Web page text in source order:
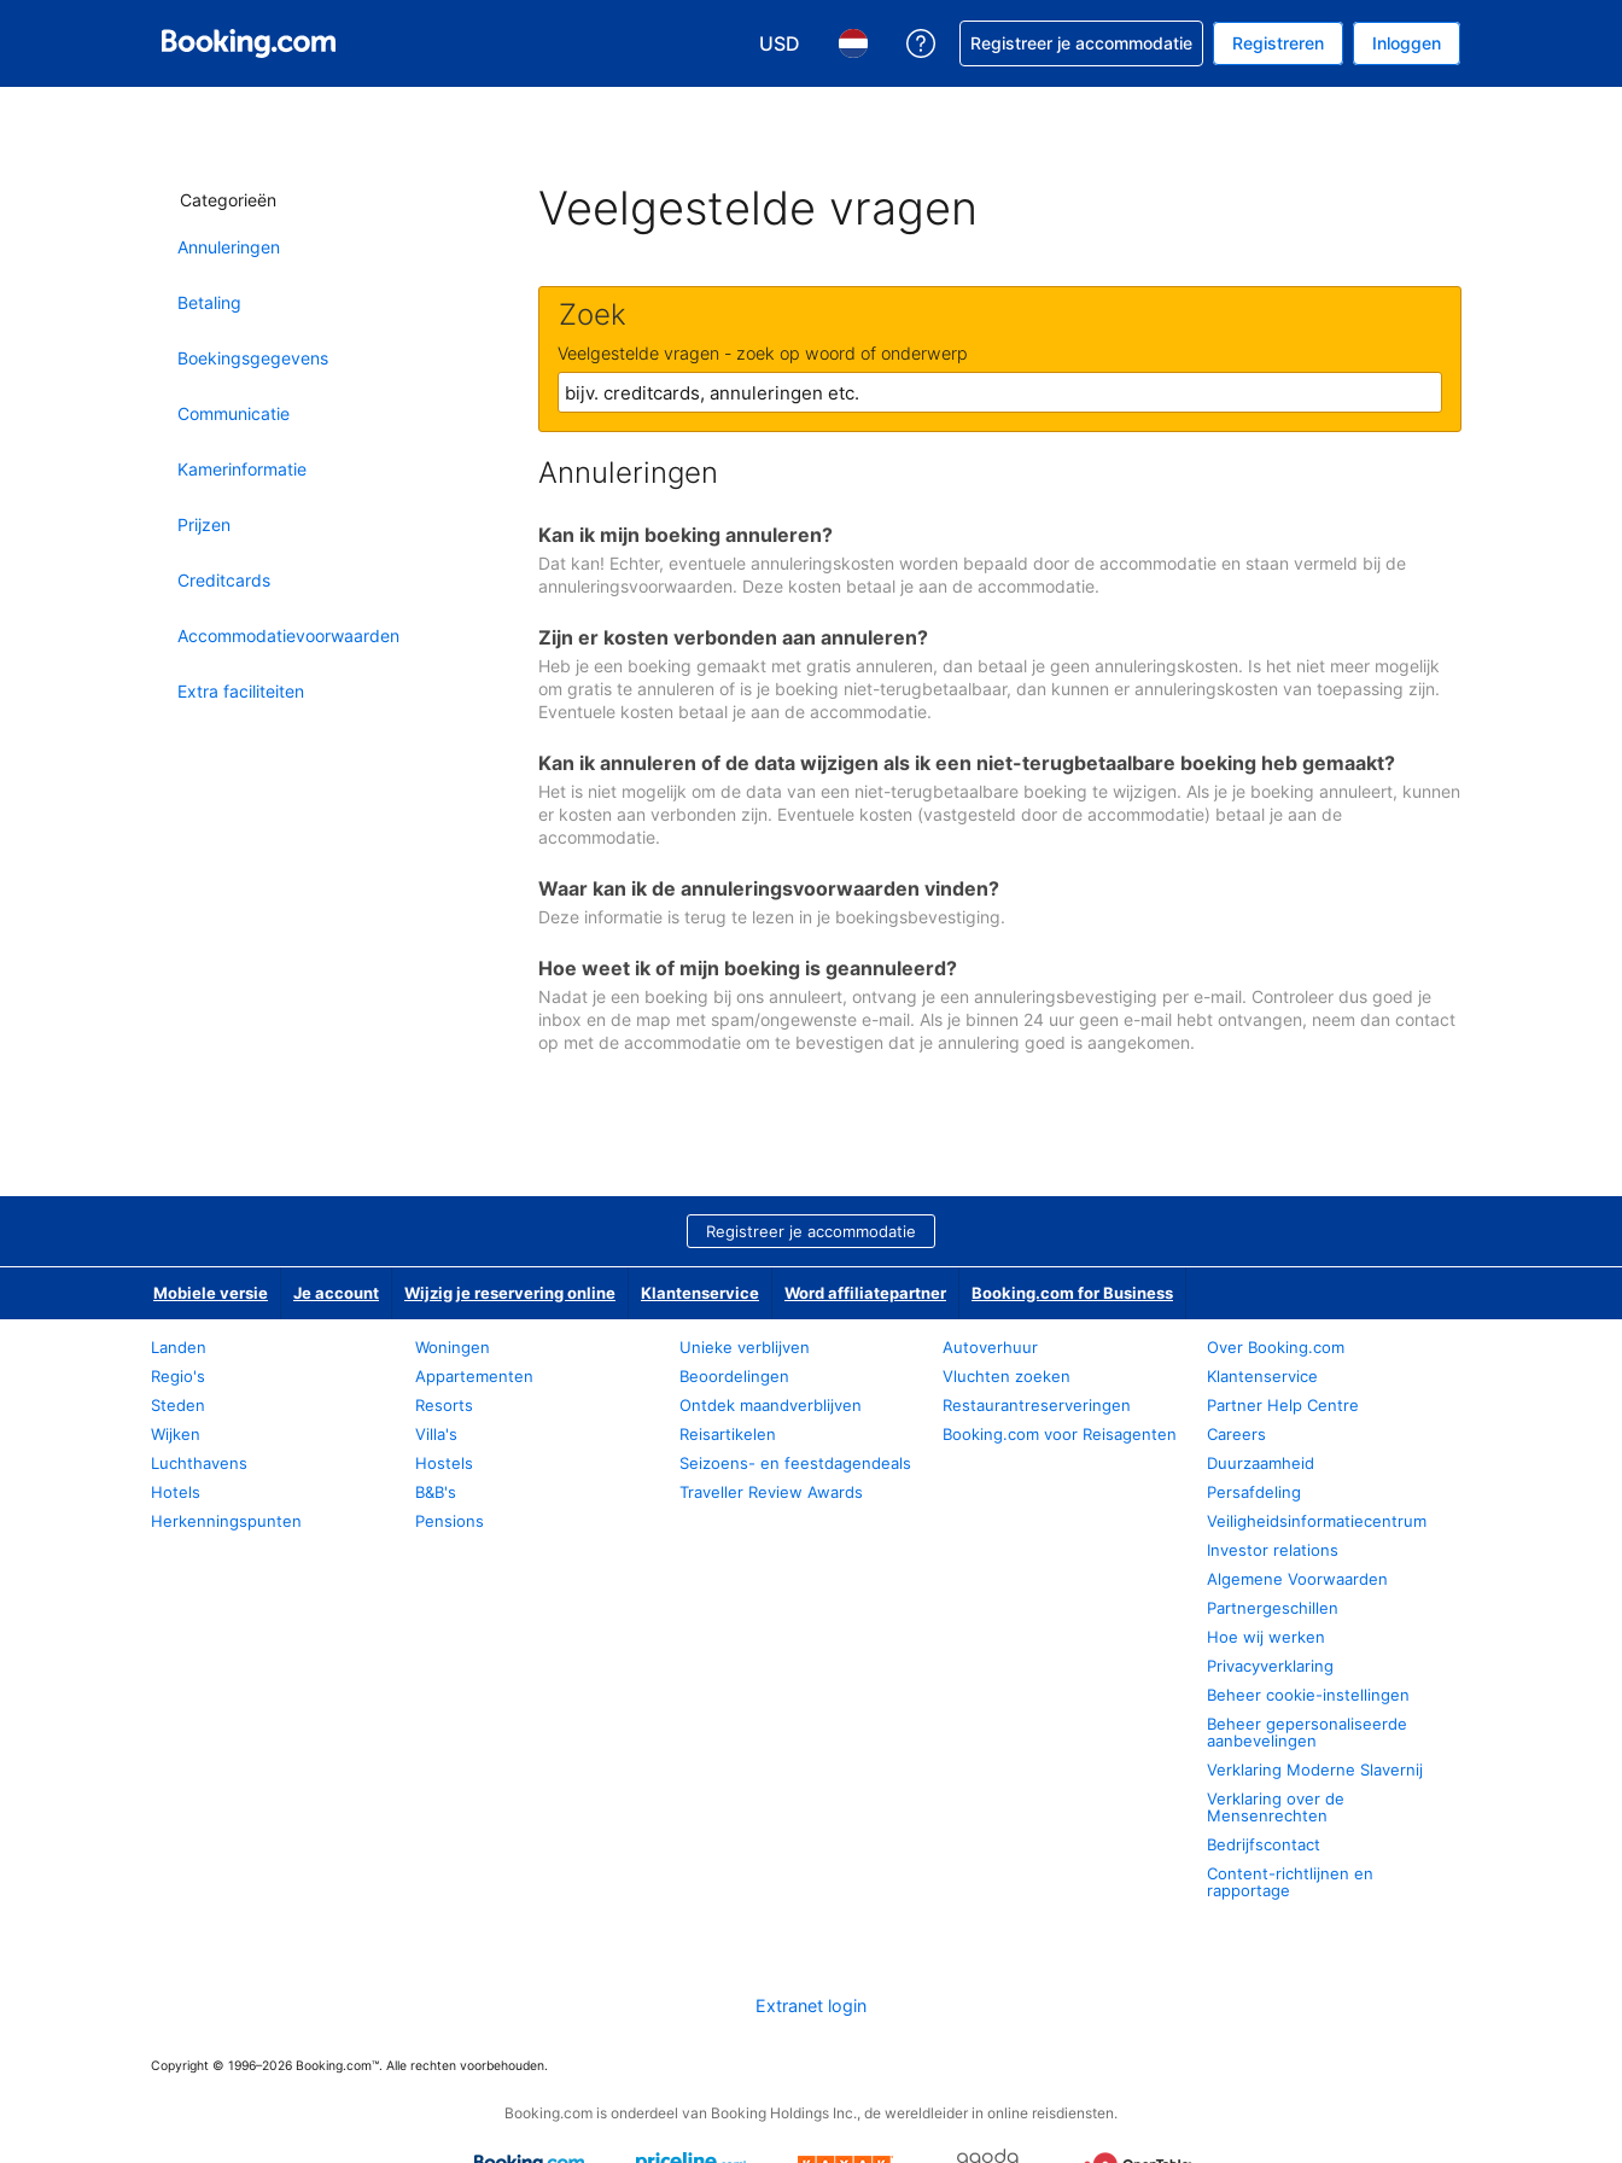
USD
Kies je valuta. Je huidige valuta is Amerikaanse dollar
Kies je taal. Je huidige taal is Nederlands
Krijg hulp bij je reservering
Registreer je accommodatie Registreren Inloggen
Categorieën
Annuleringen
Betaling
Boekingsgegevens
Communicatie
Kamerinformatie
Prijzen
Creditcards
Accommodatievoorwaarden
Extra faciliteiten
Veelgestelde vragen
Zoek
Veelgestelde vragen - zoek op woord of onderwerp
Annuleringen
Kan ik mijn boeking annuleren?
Dat kan! Echter, eventuele annuleringskosten worden bepaald door de accommodatie en staan vermeld bij de
annuleringsvoorwaarden. Deze kosten betaal je aan de accommodatie.
Zijn er kosten verbonden aan annuleren?
Heb je een boeking gemaakt met gratis annuleren, dan betaal je geen annuleringskosten. Is het niet meer mogelijk
om gratis te annuleren of is je boeking niet-terugbetaalbaar, dan kunnen er annuleringskosten van toepassing zijn.
Eventuele kosten betaal je aan de accommodatie.
Kan ik annuleren of de data wijzigen als ik een niet-terugbetaalbare boeking heb gemaakt?
Het is niet mogelijk om de data van een niet-terugbetaalbare boeking te wijzigen. Als je je boeking annuleert, kunnen
er kosten aan verbonden zijn. Eventuele kosten (vastgesteld door de accommodatie) betaal je aan de
accommodatie.
Waar kan ik de annuleringsvoorwaarden vinden?
Deze informatie is terug te lezen in je boekingsbevestiging.
Hoe weet ik of mijn boeking is geannuleerd?
Nadat je een boeking bij ons annuleert, ontvang je een annuleringsbevestiging per e-mail. Controleer dus goed je
inbox en de map met spam/ongewenste e-mail. Als je binnen 24 uur geen e-mail hebt ontvangen, neem dan contact
op met de accommodatie om te bevestigen dat je annulering goed is aangekomen.
Registreer je accommodatie
Mobiele versie Je account Wijzig je reservering online Klantenservice Word affiliatepartner Booking.com for Business
Landen
Regio's
Steden
Wijken
Luchthavens
Hotels
Herkenningspunten
Woningen
Appartementen
Resorts
Villa's
Hostels
B&B's
Pensions
Unieke verblijven
Beoordelingen
Ontdek maandverblijven
Reisartikelen
Seizoens- en feestdagendeals
Traveller Review Awards
Autoverhuur
Vluchten zoeken
Restaurantreserveringen
Booking.com voor Reisagenten
Over Booking.com
Klantenservice
Partner Help Centre
Careers
Duurzaamheid
Persafdeling
Veiligheidsinformatiecentrum
Investor relations
Algemene Voorwaarden
Partnergeschillen
Hoe wij werken
Privacyverklaring
Beheer cookie-instellingen
Beheer gepersonaliseerde
aanbevelingen
Verklaring Moderne Slavernij
Verklaring over de
Mensenrechten
Bedrijfscontact
Content-richtlijnen en
rapportage
Extranet login
Copyright © 1996–2026 Booking.com™. Alle rechten voorbehouden.
Booking.com is onderdeel van Booking Holdings Inc., de wereldleider in online reisdiensten.